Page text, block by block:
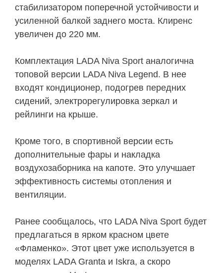
стабилизатором поперечной устойчивости и
усиленной балкой заднего моста. Клиренс
увеличен до 220 мм.
Комплектация LADA Niva Sport аналогична
топовой версии LADA Niva Legend. В нее
входят кондиционер, подогрев передних
сидений, электрорегулировка зеркал и
рейлинги на крыше.
Кроме того, в спортивной версии есть
дополнительные фары и накладка
воздухозаборника на капоте. Это улучшает
эффективность системы отопления и
вентиляции.
Ранее сообщалось, что LADA Niva Sport будет
предлагаться в ярком красном цвете
«Фламенко». Этот цвет уже используется в
моделях LADA Granta и Iskra, а скоро